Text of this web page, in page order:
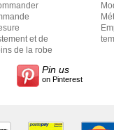
et de
de la robe
Pin us
on Pinterest